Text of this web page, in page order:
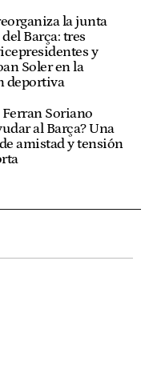
la junta
Barça: tres
y
Soler en la
deportiva
Ferran Soriano
al Barça? Una
amistad y tensión